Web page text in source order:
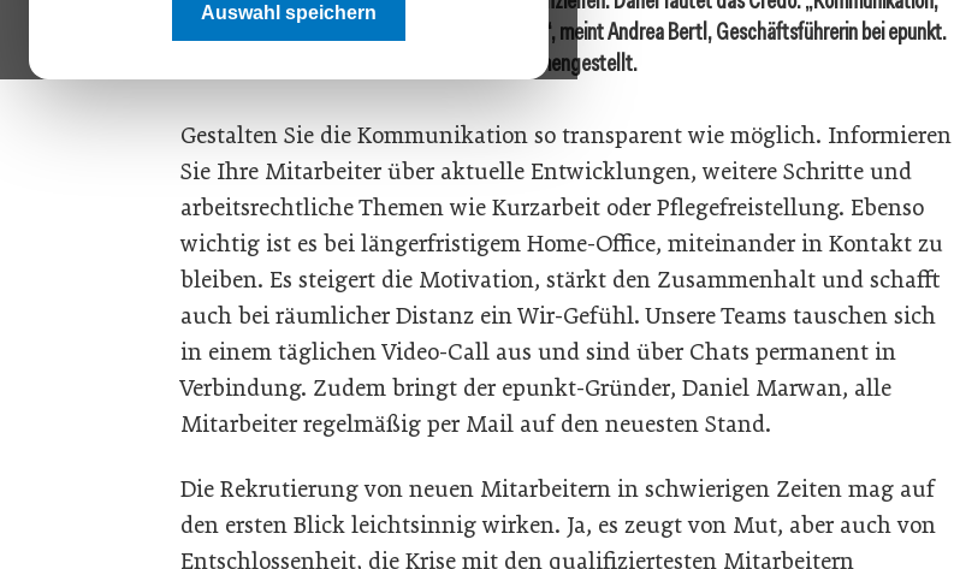
Auswahl speichern
Kommunikation und noch mehr Kommunikation“, meint Andrea Bertl, Geschäftsführerin bei epunkt.
Sie hat ein paar Tipps für Unternehmen zusammengestellt.
Gestalten Sie die Kommunikation so transparent wie möglich. Informieren
Sie Ihre Mitarbeiter über aktuelle Entwicklungen, weitere Schritte und
arbeitsrechtliche Themen wie Kurzarbeit oder Pflegefreistellung. Ebenso
wichtig ist es bei längerfristigem Home-Office, miteinander in Kontakt zu
bleiben. Es steigert die Motivation, stärkt den Zusammenhalt und schafft
auch bei räumlicher Distanz ein Wir-Gefühl. Unsere Teams tauschen sich
in einem täglichen Video-Call aus und sind über Chats permanent in
Verbindung. Zudem bringt der epunkt-Gründer, Daniel Marwan, alle
Mitarbeiter regelmäßig per Mail auf den neuesten Stand.
Die Rekrutierung von neuen Mitarbeitern in schwierigen Zeiten mag auf
den ersten Blick leichtsinnig wirken. Ja, es zeugt von Mut, aber auch von
Entschlossenheit, die Krise mit den qualifiziertesten Mitarbeitern